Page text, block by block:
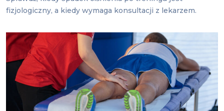
fizjologiczny, a kiedy wymaga konsultacji z lekarzem.